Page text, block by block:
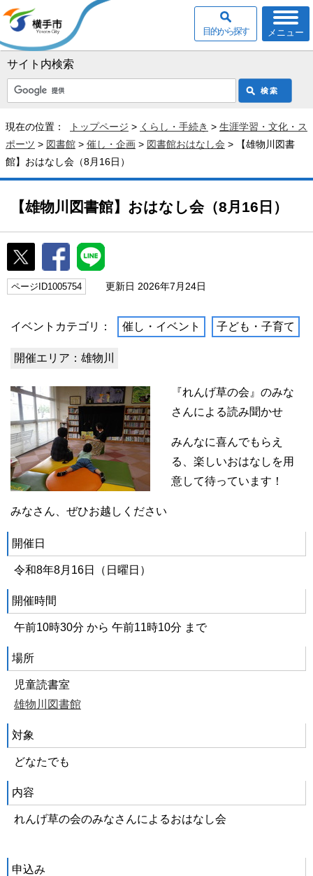
サイト内検索
メニュー
目的から探す
現在の位置： トップページ > くらし・手続き > 生涯学習・文化・ス
ポーツ > 図書館 > 催し・企画 > 図書館おはなし会 > 【雄物川図書
館】おはなし会（8月16日）
【雄物川図書館】おはなし会（8月16日）
ページID1005754 更新日 2026年7月24日
イベントカテゴリ： 催し・イベント 子ども・子育て
開催エリア：雄物川
『れんげ草の会』のみな
さんによる読み聞かせ
みんなに喜んでもらえ
る、楽しいおはなしを用
意して待っています！
みなさん、ぜひお越しください
開催日
令和8年8月16日（日曜日）
開催時間
午前10時30分 から 午前11時10分 まで
場所
児童読書室
雄物川図書館
対象
どなたでも
内容
れんげ草の会のみなさんによるおはなし会
申込み